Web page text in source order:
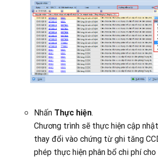
Nhấn Thực hiện.
Chương trình sẽ thực hiện cập
thay đổi vào chứng từ ghi tăng
phép thực hiện phân bổ chi phí cho